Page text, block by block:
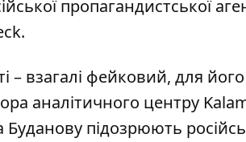
пропагандистської
– взагалі фейковий, для
аналітичного центру
Буданову підозрюють